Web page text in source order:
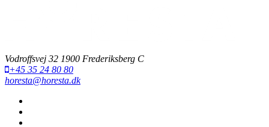
Vodroffsvej 32 1900 Frederiksberg C
+45 35 24 80 80
horesta@horesta.dk